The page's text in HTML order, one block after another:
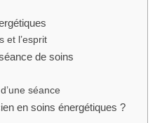
et l’esprit
de soins
séance
en soins énergétiques ?